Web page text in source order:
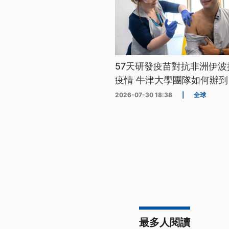
57天研發疫苗對抗非洲伊
疫情 牛津大學團隊如何辦
2026-07-30 18:38 全球
最多人閱讀